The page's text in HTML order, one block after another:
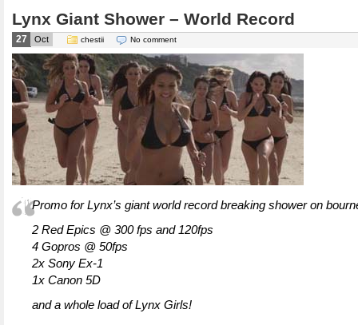
Lynx Giant Shower – World Record
27 Oct chestii No comment
Promo for Lynx’s giant world record breaking shower on
2 Red Epics @ 300 fps and 120fps
4 Gopros @ 50fps
2x Sony Ex-1
1x Canon 5D
and a whole load of Lynx Girls!